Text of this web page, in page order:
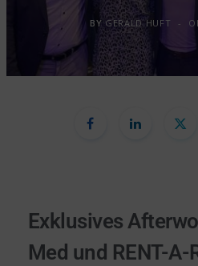
BY GERALD HUFT
Exklusives
Med und RENT-A-